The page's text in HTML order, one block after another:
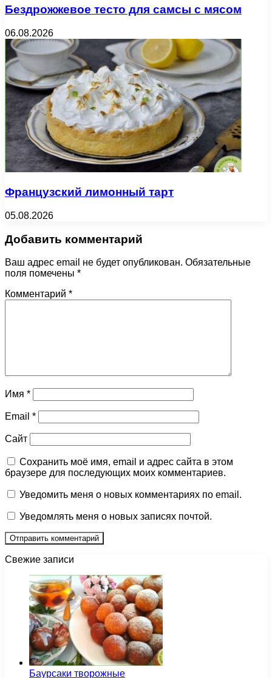
Бездрожжевое тесто для самсы с мясом
06.08.2026
Французский лимонный тарт
05.08.2026
Добавить комментарий
Ваш адрес email не будет опубликован. Обязательные
поля помечены *
Комментарий *
Имя *
Email *
Сайт
Сохранить моё имя, email и адрес сайта в этом
браузере для последующих моих комментариев.
Уведомить меня о новых комментариях по email.
Уведомлять меня о новых записях почтой.
Свежие записи
Баурсаки творожные